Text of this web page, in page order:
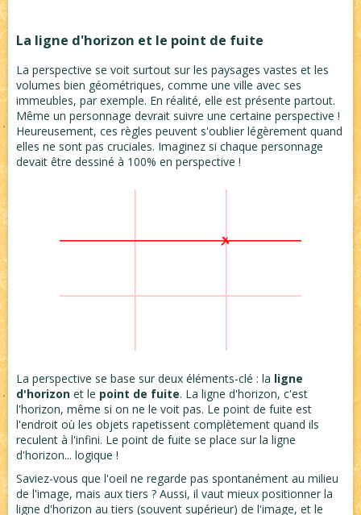
La ligne d'horizon et le point de fuite
La perspective se voit surtout sur les paysages vastes et les
volumes bien géométriques, comme une ville avec ses
immeubles, par exemple. En réalité, elle est présente partout.
Même un personnage devrait suivre une certaine perspective !
Heureusement, ces règles peuvent s'oublier légèrement quand
elles ne sont pas cruciales. Imaginez si chaque personnage
devait être dessiné à 100% en perspective !
La perspective se base sur deux éléments-clé : la ligne
d'horizon et le point de fuite. La ligne d'horizon, c'est
l'horizon, même si on ne le voit pas. Le point de fuite est
l'endroit où les objets rapetissent complètement quand ils
reculent à l'infini. Le point de fuite se place sur la ligne
d'horizon... logique !
Saviez-vous que l'oeil ne regarde pas spontanément au milieu
de l'image, mais aux tiers ? Aussi, il vaut mieux positionner la
ligne d'horizon au tiers (souvent supérieur) de l'image, et le